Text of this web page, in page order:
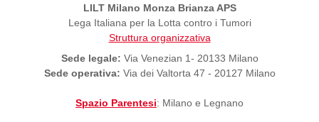
LILT Milano Monza Brianza APS
Lega Italiana per la Lotta contro i Tumori
Struttura organizzativa
Sede legale: Via Venezian 1- 20133 Milano
Sede operativa: Via dei Valtorta 47 - 20127 Milano
Spazio Parentesi: Milano e Legnano